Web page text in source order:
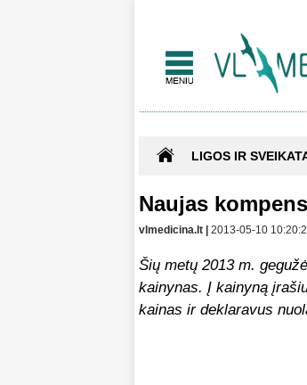
LIGOS IR
Naujas
vlmedicina.lt | 2013-05-10
Šių metų 2013 m.
kainynas. Į kainyną
kainas ir deklaravus